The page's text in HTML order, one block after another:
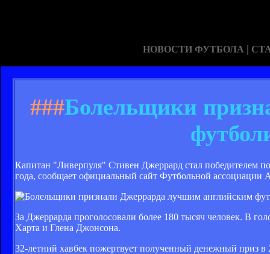
НОВОСТИ ФУТБОЛА |
###Болельщики
Капитан "Ливерпуля" Стивен Джеррард стал победителем
года, сообщает официальный сайт Футбольной ассоциации
За Джеррарда проголосовали более 180 тысяч человек. В
Харта и Глена Джонсона.
32-летний хавбек пожертвует полученный денежный приз